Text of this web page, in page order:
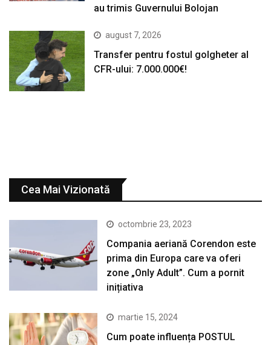
au trimis Guvernului Bolojan
august 7, 2026
Transfer pentru fostul golgheter al
CFR-ului: 7.000.000€!
Cea Mai Vizionată
octombrie 23, 2023
Compania aeriană Corendon este
prima din Europa care va oferi
zone „Only Adult”. Cum a pornit
inițiativa
martie 15, 2024
Cum poate influența POSTUL